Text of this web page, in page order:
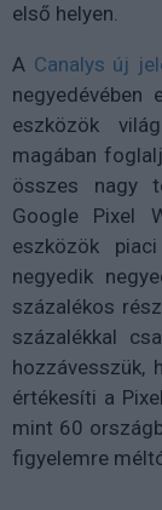
első helyen.
A Canalys új
eszközök
magában
összes nagy
Google Pixel
eszközök
negyedik
százalékos
százalékkal
hozzávesszük,
értékesíti a
mint 60
figyelemre